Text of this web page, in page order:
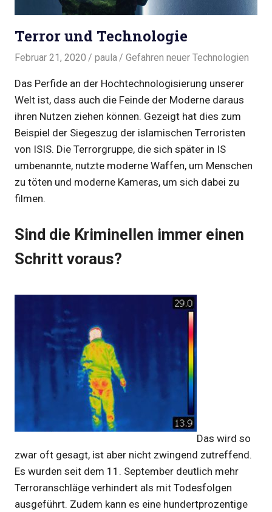
Terror und Technologie
Februar 21, 2020 paula Gefahren neuer Technologien
Das Perfide an der Hochtechnologisierung unserer
Welt ist, dass auch die Feinde der Moderne daraus
ihren Nutzen ziehen können. Gezeigt hat dies zum
Beispiel der Siegeszug der islamischen Terroristen
von ISIS. Die Terrorgruppe, die sich später in IS
umbenannte, nutzte moderne Waffen, um Menschen
zu töten und moderne Kameras, um sich dabei zu
filmen.
Sind die Kriminellen immer einen
Schritt voraus?
Das wird so
zwar oft gesagt, ist aber nicht zwingend zutreffend.
Es wurden seit dem 11. September deutlich mehr
Terroranschläge verhindert als mit Todesfolgen
ausgeführt. Zudem kann es eine hundertprozentige